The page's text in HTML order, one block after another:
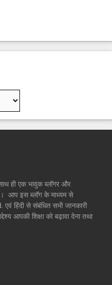
ही एक भावुक ब्लॉगर और
इस ब्लॉग के माध्यम से
से संबंधित सभी जानकारी
आपकी शिक्षा को बढ़ावा देना तथा